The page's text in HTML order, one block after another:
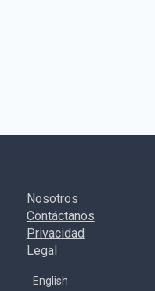
Nosotros
Contáctanos
Privacidad
Legal
English